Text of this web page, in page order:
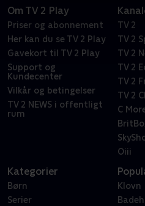
Om TV 2 Play
Priser og abonnement
Her kan du se TV 2 Play
Gavekort til TV 2 Play
Support og
Kundecenter
Vilkår og betingelser
TV 2 NEWS i offentligt
rum
TV 2
TV 2
TV 2
TV 2
TV 2
TV 2
C
Oiii
Kategorier
Børn
Serier
Klovn